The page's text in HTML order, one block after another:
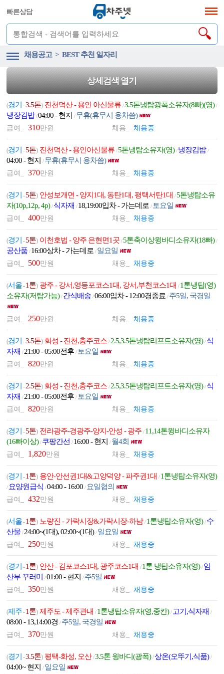
빠른상담
채용공고 > BEST 추천 일자리
상세검색 열기
(경기 -3.5톤) 진천덕산 - 용인 아신물류/3.5톤냉탑광폭소유자(8빠)(영)/
냉장김밥/04:00 - 현지/ 무휴(휴무시 용차씀)
급여_310만원 채용_ 채용중
(경기 -5톤) 진천덕산 - 용인아신물류/5톤냉탑소유자(영)/ 냉장김밥/
04:00 - 현지/ 무휴(휴무시 용차씀)
급여_370만원 채용_ 채용중
(경기 -5톤) 안성보개면 - 양지1대, 동탄1대, 평택서탄1대/5톤냉탑소유
자(10p,12p, 4p)/ 식자재/ 18,19:00입차 - 가는데로/ 토요일
급여_400만원 채용_ 채용중
(경기 -5톤) 이천호법 - 양주 은현면1곳/5톤축이상윙바디소유자(18빠)/
공산품/ 16:00상차 - 가는데로/ 일요일
급여_ 500만원 채용_ 채용중
(서울-1톤) 광주 - 강서,영등포코스1대, 강서,부천코스1대/ 1톤냉탑(영)
소유자(저탑가능)/ 간식배송/06:00입차 - 12:00경종료/ 주5일, 국경일
급여_250만원 채용_ 채용중
(경기 -3.5톤) 화성 - 진천,충주코스/ 2.5,3.5톤냉탑리프트소유자(영)/ 식
자재/ 21:00 - 05:00전후/ 토요일
급여_820만원 채용_ 채용중
(경기 -2.5톤) 화성 - 진천,충주코스/ 2.5,3.5톤냉탑리프트소유자(영)/ 식
자재/ 21:00 - 05:00전후/ 토요일
급여_820만원 채용_ 채용중
(경기 -5톤) 전라광주-경광주-양지-안성 - 광주/ 11,14톤윙바디소유자
(16빠이상)/ 쿠팡간선/ 16:00 - 현지/ 월4회
급여_ 1,820만원 채용_ 채용중
(경기 -1톤) 용안-안선권1대&고양덕양 - 파주권1대/ 1톤냉탑소유자(영)
/ 요양원급식/04:00 - 16:00/ 요일협의
급여_432만원 채용_ 채용중
(서울-1톤) 노량진 - 가락시장&가락시장-하남/ 1톤냉탑소유자(영)/ 수
산물/ 24:00~(1대), 02:00~(1대)/ 일요일
급여_250만원 채용_ 채용중
(경기 -1톤) 안산 - 김포코스1대, 광주코스1대/ 1톤 냉탑소유자(영)/ 임
산부 꾸러미/01:00 - 현지/ 주5일
급여_350만원 채용_ 채용중
(제주-1톤) 제주도 - 제주관내/ 1톤냉탑소유자(영,중칸)/ 고기,식자재/
08:00 - 13,14:00경/ 주5일, 국경일
급여_370만원 채용_ 채용중
(경기 -3.5톤) 평택-화성, 오산/3.5톤 윙바디(광폭)/상온(오뚜기,식품)/
04:00~ 현지/ 일요일